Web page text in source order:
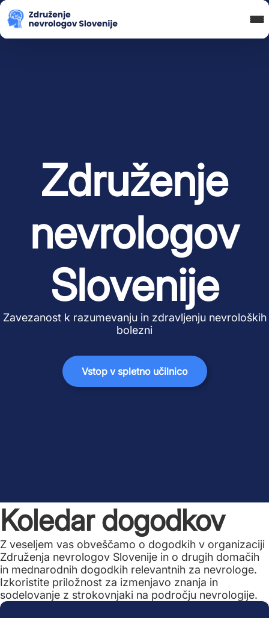
Blog in novice
Koledar Dogodkov
Združenje
nevrologov
Slovenije
Zavezanost k razumevanju in zdravljenju nevroloških
bolezni
Vstop v spletno učilnico
Koledar dogodkov
Z veseljem vas obveščamo o dogodkih v organizaciji
Združenja nevrologov Slovenije in o drugih domačih
in mednarodnih dogodkih relevantnih za nevrologe.
Izkoristite priložnost za izmenjavo znanja in
sodelovanje z strokovnjaki na področju nevrologije.